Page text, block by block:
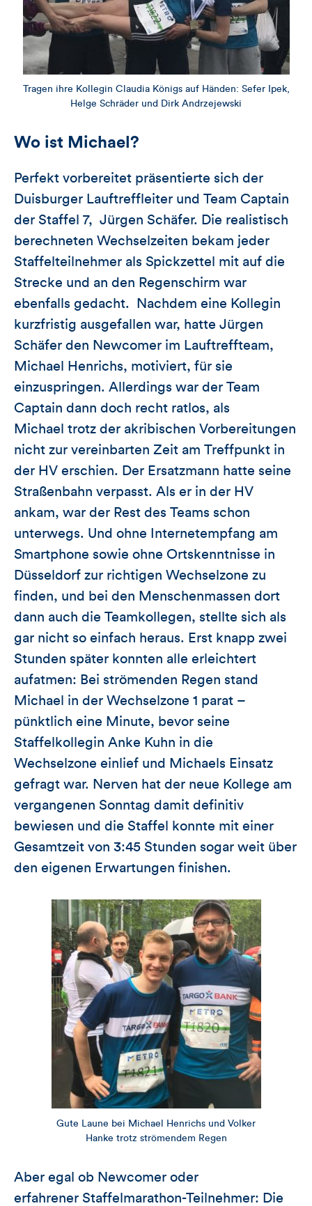
Tragen ihre Kollegin Claudia Königs auf Händen: Sefer Ipek,
Helge Schräder und Dirk Andrzejewski
Wo ist Michael?
Perfekt vorbereitet präsentierte sich der
Duisburger Lauftreffleiter und Team Captain
der Staffel 7, Jürgen Schäfer. Die realistisch
berechneten Wechselzeiten bekam jeder
Staffelteilnehmer als Spickzettel mit auf die
Strecke und an den Regenschirm war
ebenfalls gedacht. Nachdem eine Kollegin
kurzfristig ausgefallen war, hatte Jürgen
Schäfer den Newcomer im Lauftreffteam,
Michael Henrichs, motiviert, für sie
einzuspringen. Allerdings war der Team
Captain dann doch recht ratlos, als
Michael trotz der akribischen Vorbereitungen
nicht zur vereinbarten Zeit am Treffpunkt in
der HV erschien. Der Ersatzmann hatte seine
Straßenbahn verpasst. Als er in der HV
ankam, war der Rest des Teams schon
unterwegs. Und ohne Internetempfang am
Smartphone sowie ohne Ortskenntnisse in
Düsseldorf zur richtigen Wechselzone zu
finden, und bei den Menschenmassen dort
dann auch die Teamkollegen, stellte sich als
gar nicht so einfach heraus. Erst knapp zwei
Stunden später konnten alle erleichtert
aufatmen: Bei strömenden Regen stand
Michael in der Wechselzone 1 parat –
pünktlich eine Minute, bevor seine
Staffelkollegin Anke Kuhn in die
Wechselzone einlief und Michaels Einsatz
gefragt war. Nerven hat der neue Kollege am
vergangenen Sonntag damit definitiv
bewiesen und die Staffel konnte mit einer
Gesamtzeit von 3:45 Stunden sogar weit über
den eigenen Erwartungen finishen.
Gute Laune bei Michael Henrichs und Volker
Hanke trotz strömendem Regen
Aber egal ob Newcomer oder
erfahrener Staffelmarathon-Teilnehmer: Die